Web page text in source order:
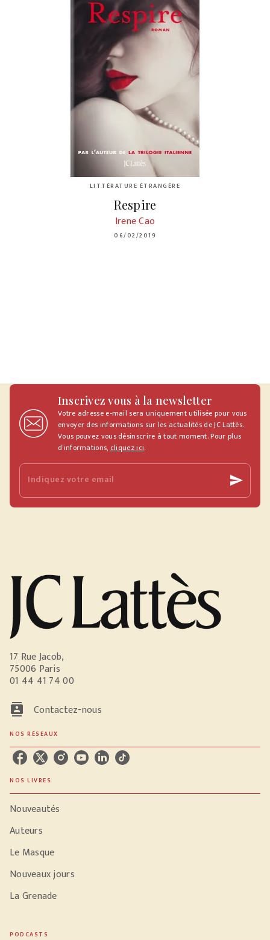
LITTÉRATURE ÉTRANGÈRE
Respire
Irene Cao
06/02/2019
Inscrivez vous à la newsletter
Votre adresse e-mail sera uniquement utilisée pour vous
envoyer des informations sur les actualités de JC Lattès.
Vous pouvez vous désinscrire à tout moment. Pour plus
d’informations, cliquez ici.
Indiquez votre email send
17 Rue Jacob,
75006 Paris
01 44 41 74 00
contacts Contactez-nous
NOS RÉSEAUX
NOS LIVRES
Nouveautés
Auteurs
Le Masque
Nouveaux jours
La Grenade
PODCASTS